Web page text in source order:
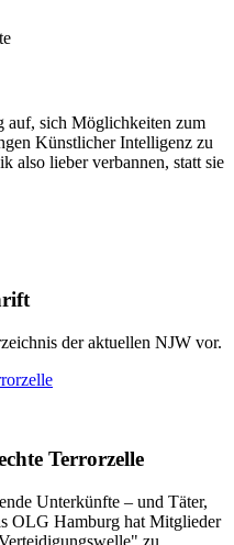
auf, sich Möglichkeiten zum
Künstlicher Intelligenz zu
also lieber verbannen, statt sie
der aktuellen NJW vor.
Terrorzelle
Unterkünfte – und Täter,
OLG Hamburg hat Mitglieder
zu